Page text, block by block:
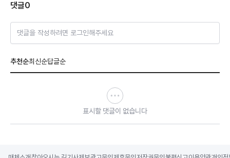
댓글0
댓글을 작성하려면 로그인해주세요
추천순최신순답글순
표시할 댓글이 없습니다